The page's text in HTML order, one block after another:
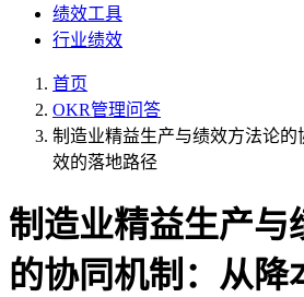
绩效工具
行业绩效
首页
OKR管理问答
制造业精益生产与绩效方法论的
效的落地路径
制造业精益生产与
的协同机制：从降